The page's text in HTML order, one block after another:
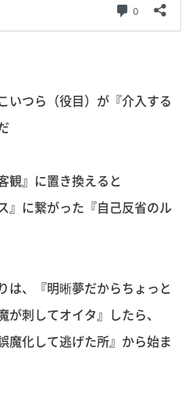
いつら（役目）が『介入する
観』に置き換えると
』に繋がった『自己反省のル
は、『明晰夢だからちょっと
刺してオイタ』したら、
魔化して逃げた所』から始ま